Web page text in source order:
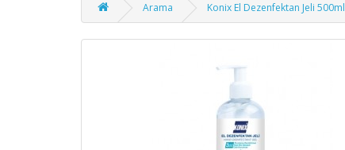
Arama Konix El Dezenfektan Jeli 500ml